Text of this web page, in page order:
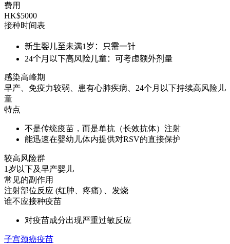
费用
HK$5000
接种时间表
新生婴儿至未满1岁：只需一针
24个月以下高风险儿童：可考虑额外剂量
感染高峰期
早产、免疫力较弱、患有心肺疾病、24个月以下持续高风险儿
童
特点
不是传统疫苗，而是单抗（长效抗体）注射
能迅速在婴幼儿体内提供对RSV的直接保护
较高风险群
1岁以下及早产婴儿
常见的副作用
注射部位反应 (红肿、疼痛) 、发烧
谁不应接种疫苗
对疫苗成分出现严重过敏反应
子宫颈癌疫苗